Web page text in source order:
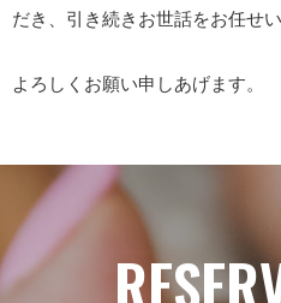
だき、引き続きお世話をお任せ
よろしくお願い申しあげます。